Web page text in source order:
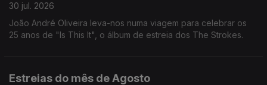
30 jul. 2026
João André Oliveira leva-nos numa viagem para celebrar os
25 anos de "Is This It", o álbum de estreia dos The Strokes.
Estreias do mês de Agosto